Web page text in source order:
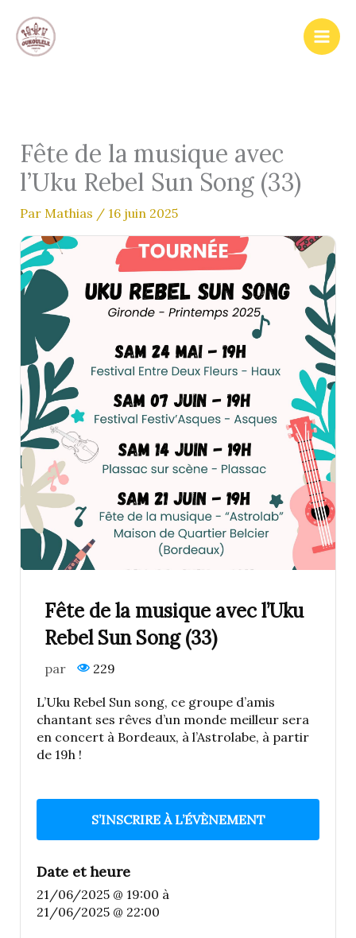
contenu
Fête de la musique avec
l’Uku Rebel Sun Song (33)
Par Mathias / 16 juin 2025
Fête de la musique avec l’Uku
Rebel Sun Song (33)
par 229
L’Uku Rebel Sun song, ce groupe d’amis
chantant ses rêves d’un monde meilleur sera
en concert à Bordeaux, à l’Astrolabe, à partir
de 19h !
S’INSCRIRE À L’ÉVÈNEMENT
Date et heure
21/06/2025 @ 19:00 à
21/06/2025 @ 22:00